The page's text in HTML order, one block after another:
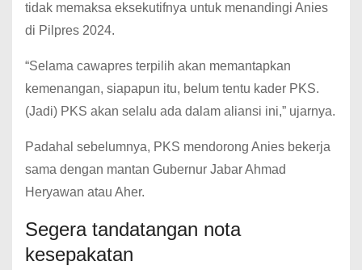
tidak memaksa eksekutifnya untuk menandingi Anies
di Pilpres 2024.
“Selama cawapres terpilih akan memantapkan
kemenangan, siapapun itu, belum tentu kader PKS.
(Jadi) PKS akan selalu ada dalam aliansi ini,” ujarnya.
Padahal sebelumnya, PKS mendorong Anies bekerja
sama dengan mantan Gubernur Jabar Ahmad
Heryawan atau Aher.
Segera tandatangan nota
kesepakatan